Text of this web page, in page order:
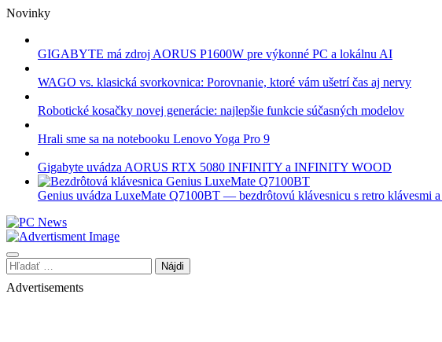
Skip
content
Novinky
GIGABYTE má zdroj AORUS P1600W pre výkonné PC a lokálnu AI
WAGO vs. klasická svorkovnica: Porovnanie, ktoré vám ušetrí čas aj nervy
Robotické kosačky novej generácie: najlepšie funkcie súčasných modelov
Hrali sme sa na notebooku Lenovo Yoga Pro 9
Gigabyte uvádza AORUS RTX 5080 INFINITY a INFINITY WOOD
Genius uvádza LuxeMate Q7100BT — bezdrôtovú klávesnicu s retro klávesmi
Hľadať:
Advertisements